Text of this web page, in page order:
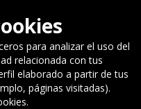
para analizar el uso del
relacionada con tus
elaborado a partir de tus
páginas visitadas).
.